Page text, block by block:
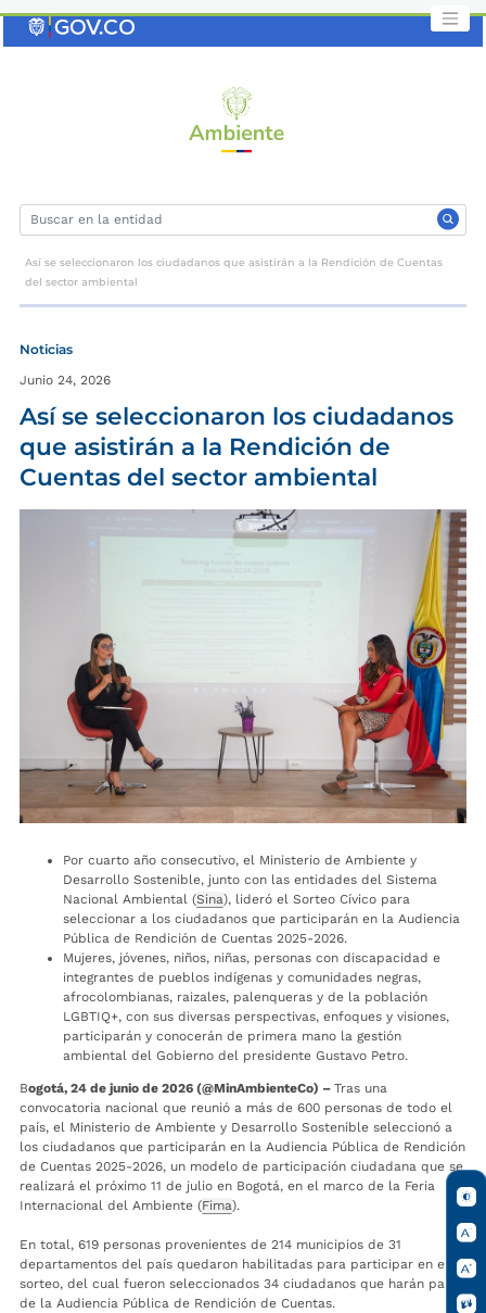
Así se seleccionaron los ciudadanos que asistirán a la Rendición de Cuentas
del sector ambiental
Noticias
Junio 24, 2026
Así se seleccionaron los ciudadanos
que asistirán a la Rendición de
Cuentas del sector ambiental
Por cuarto año consecutivo, el Ministerio de Ambiente y
Desarrollo Sostenible, junto con las entidades del Sistema
Nacional Ambiental (Sina), lideró el Sorteo Cívico para
seleccionar a los ciudadanos que participarán en la Audiencia
Pública de Rendición de Cuentas 2025-2026.
Mujeres, jóvenes, niños, niñas, personas con discapacidad e
integrantes de pueblos indígenas y comunidades negras,
afrocolombianas, raizales, palenqueras y de la población
LGBTIQ+, con sus diversas perspectivas, enfoques y visiones,
participarán y conocerán de primera mano la gestión
ambiental del Gobierno del presidente Gustavo Petro.
Bogotá, 24 de junio de 2026 (@MinAmbienteCo) – Tras una
convocatoria nacional que reunió a más de 600 personas de todo el
país, el Ministerio de Ambiente y Desarrollo Sostenible seleccionó a
los ciudadanos que participarán en la Audiencia Pública de Rendición
de Cuentas 2025-2026, un modelo de participación ciudadana que se
realizará el próximo 11 de julio en Bogotá, en el marco de la Feria
Internacional del Ambiente (Fima).
En total, 619 personas provenientes de 214 municipios de 31
departamentos del país quedaron habilitadas para participar en el
sorteo, del cual fueron seleccionados 34 ciudadanos que harán parte
de la Audiencia Pública de Rendición de Cuentas.